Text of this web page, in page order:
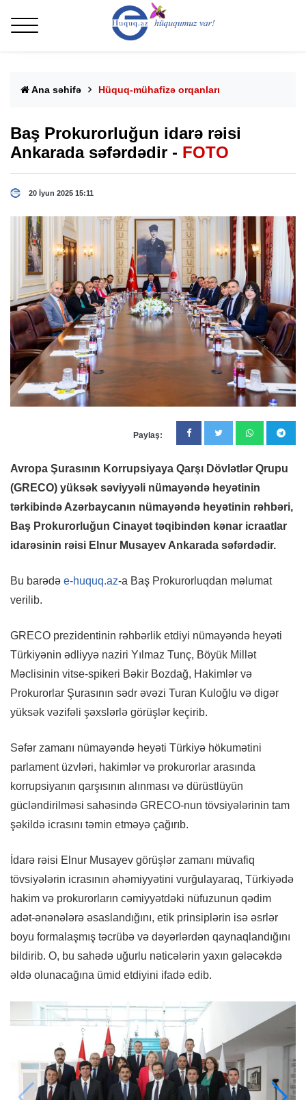
Ana səhifə Hüquq-mühafizə orqanları
Baş Prokurorluğun idarə rəisi
Ankarada səfərdədir - FOTO
20 İyun 2025 15:11
Paylaş:
Avropa Şurasının Korrupsiyaya Qarşı Dövlətlər Qrupu
(GRECO) yüksək səviyyəli nümayəndə heyətinin
tərkibində Azərbaycanın nümayəndə heyətinin rəhbəri,
Baş Prokurorluğun Cinayət təqibindən kənar icraatlar
idarəsinin rəisi Elnur Musayev Ankarada səfərdədir.
Bu barədə e-huquq.az-a Baş Prokurorluqdan məlumat
verilib.
GRECO prezidentinin rəhbərlik etdiyi nümayəndə heyəti
Türkiyənin ədliyyə naziri Yılmaz Tunç, Böyük Millət
Məclisinin vitse-spikeri Bəkir Bozdağ, Hakimlər və
Prokurorlar Şurasının sədr əvəzi Turan Kuloğlu və digər
yüksək vəzifəli şəxslərlə görüşlər keçirib.
Səfər zamanı nümayəndə heyəti Türkiyə hökumətini
parlament üzvləri, hakimlər və prokurorlar arasında
korrupsiyanın qarşısının alınması və dürüstlüyün
gücləndirilməsi sahəsində GRECO-nun tövsiyələrinin tam
şəkildə icrasını təmin etməyə çağırıb.
İdarə rəisi Elnur Musayev görüşlər zamanı müvafiq
tövsiyələrin icrasının əhəmiyyətini vurğulayaraq, Türkiyədə
hakim və prokurorların cəmiyyətdəki nüfuzunun qədim
adət-ənənələrə əsaslandığını, etik prinsiplərin isə əsrlər
boyu formalaşmış təcrübə və dəyərlərdən qaynaqlandığını
bildirib. O, bu sahədə uğurlu nəticələrin yaxın gələcəkdə
əldə olunacağına ümid etdiyini ifadə edib.